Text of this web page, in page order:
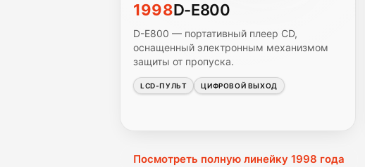
1998D-E800
D-E800 — портативный плеер CD,
оснащенный электронным механизмом
защиты от пропуска.
LCD-ПУЛЬТ ЦИФРОВОЙ ВЫХОД
Посмотреть полную линейку 1998 года